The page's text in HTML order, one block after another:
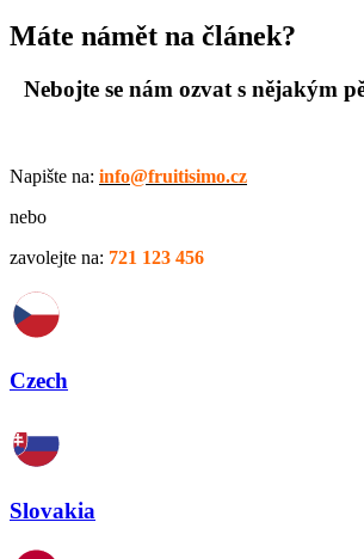
Máte námět na článek?
Nebojte se nám ozvat s nějakým
Napište na: info@fruitisimo.cz
nebo
zavolejte na: 721 123 456
Czech
Slovakia